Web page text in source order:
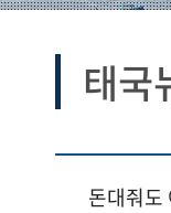
태국
돈대줘도